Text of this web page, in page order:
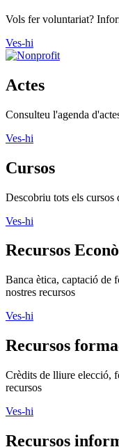
Vols fer voluntariat?
Ves-hi
Actes
Consulteu l'agenda
Ves-hi
Cursos
Descobriu tots els cursos
Ves-hi
Recursos
Banca ètica, captació de
nostres recursos
Ves-hi
Recursos
Crèdits de lliure elecció,
recursos
Ves-hi
Recursos